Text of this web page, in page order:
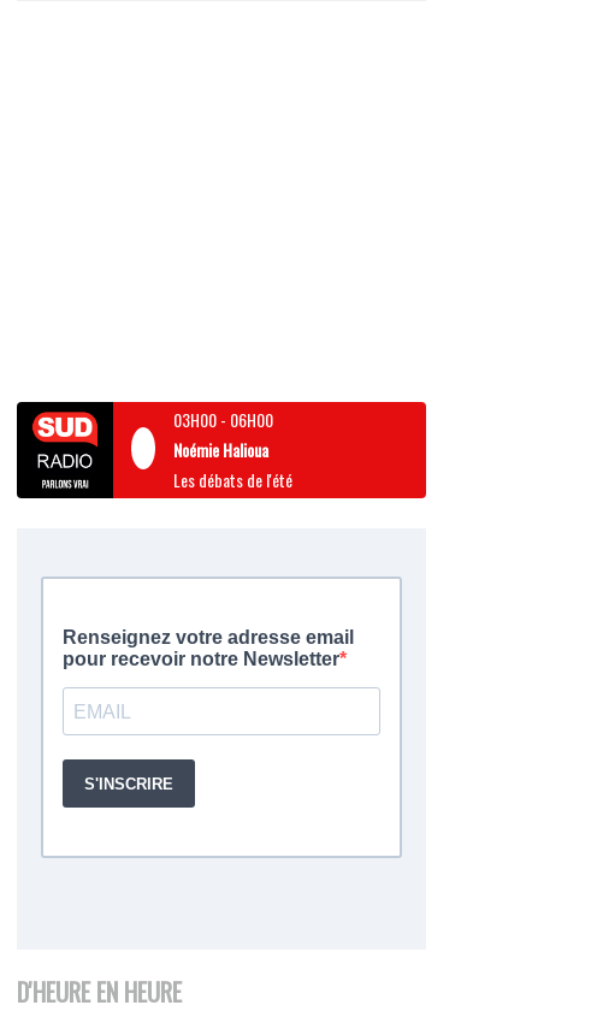
03H00- 06H00
Noémie Halioua
Les débats de l'été
D'HEURE EN HEURE